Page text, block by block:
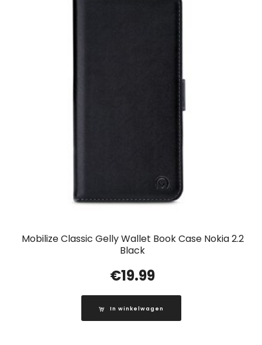
Mobilize Classic Gelly Wallet Book Case Nokia 2.2
Black
€19.99
In winkelwagen